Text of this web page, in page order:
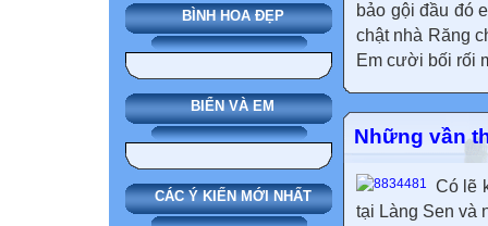
BÌNH HOA ĐẸP
BIỂN VÀ EM
CÁC Ý KIẾN MỚI NHẤT
bảo gội đầu đó
chật nhà Răng
Em cười bối rối
Những vần
Có lẽ
tại Làng Sen và